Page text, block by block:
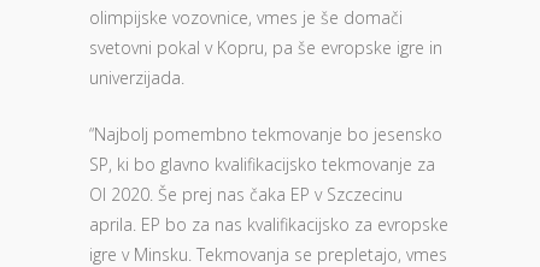
olimpijske vozovnice, vmes je še domači
svetovni pokal v Kopru, pa še evropske igre in
univerzijada.
“Najbolj pomembno tekmovanje bo jesensko
SP, ki bo glavno kvalifikacijsko tekmovanje za
OI 2020. Še prej nas čaka EP v Szczecinu
aprila. EP bo za nas kvalifikacijsko za evropske
igre v Minsku. Tekmovanja se prepletajo, vmes